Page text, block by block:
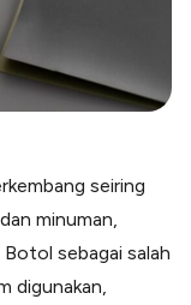
seiring
minuman,
sebagai salah
digunakan,